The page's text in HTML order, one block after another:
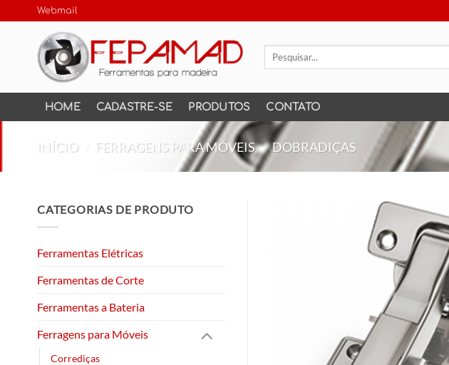
to
Webmail
Pesquisar
HOME CADASTRE-SE PRODUTOS CONTATO
INÍCIO FERRAGENS PARA MÓVEIS / DOBRADIÇAS
CATEGORIAS DE PRODUTO
Ferramentas Elétricas
Ferramentas de Corte
Ferramentas a Bateria
Ferragens para Móveis
Corrediças